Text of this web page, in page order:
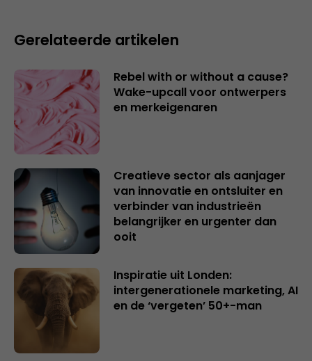
Gerelateerde artikelen
Rebel with or without a cause?
Wake-upcall voor ontwerpers
en merkeigenaren
Creatieve sector als aanjager
van innovatie en ontsluiter en
verbinder van industrieën
belangrijker en urgenter dan
ooit
Inspiratie uit Londen:
intergenerationele marketing, AI
en de ‘vergeten’ 50+-man